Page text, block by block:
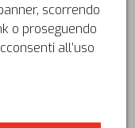
ed impiantistica
esperienza
manutenzione.
su
quelli delle
scorrendo
o proseguendo
all’uso